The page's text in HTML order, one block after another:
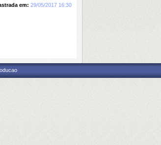
em: 29/05/2017 16:30